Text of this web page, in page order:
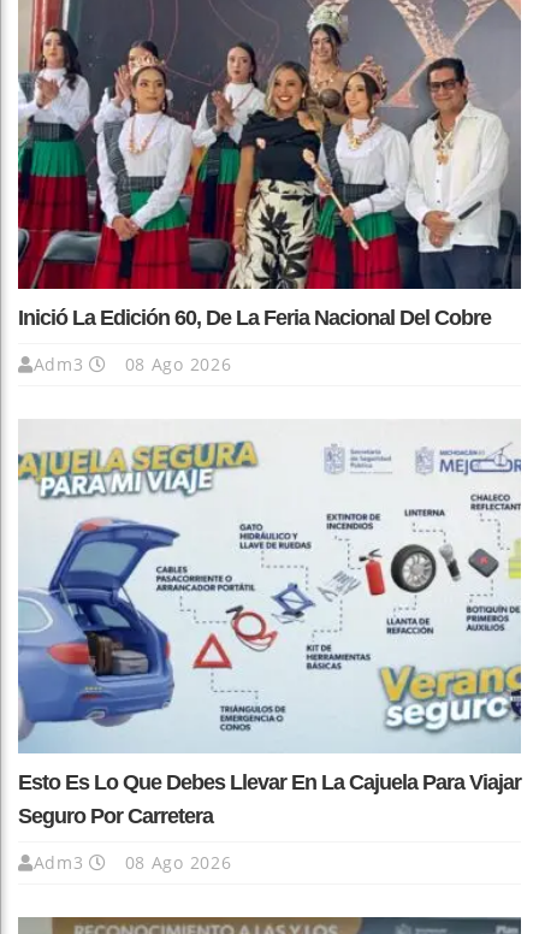
Inició La Edición 60, De La Feria Nacional Del Cobre
Adm3 08 Ago 2026
Esto Es Lo Que Debes Llevar En La Cajuela Para Viajar
Seguro Por Carretera
Adm3 08 Ago 2026